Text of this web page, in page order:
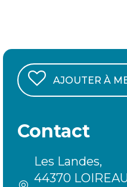
AJOUTER À
Contact
Les Landes,
44370